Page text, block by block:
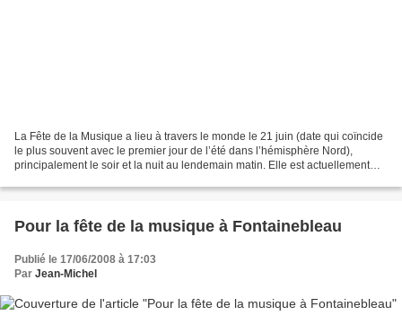
La Fête de la Musique a lieu à travers le monde le 21 juin (date qui coïncide
le plus souvent avec le premier jour de l’été dans l’hémisphère Nord),
principalement le soir et la nuit au lendemain matin. Elle est actuellement
Pour la fête de la musique à Fontainebleau
Publié le 17/06/2008 à 17:03
Par Jean-Michel